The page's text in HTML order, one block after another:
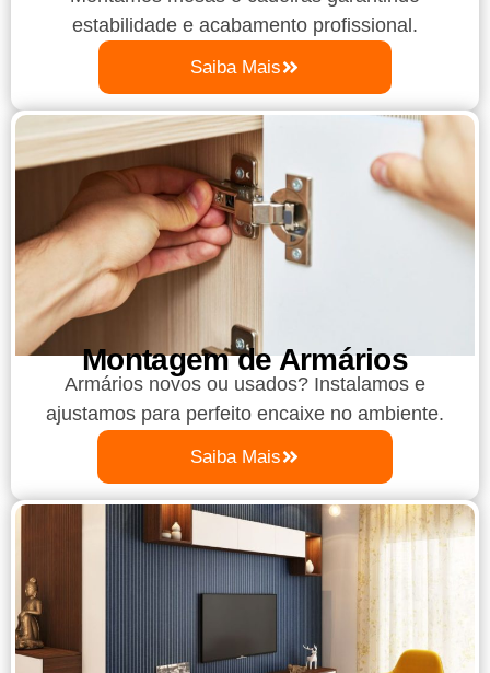
estabilidade e acabamento profissional.
Saiba Mais
Montagem de Armários
Armários novos ou usados? Instalamos e
ajustamos para perfeito encaixe no ambiente.
Saiba Mais